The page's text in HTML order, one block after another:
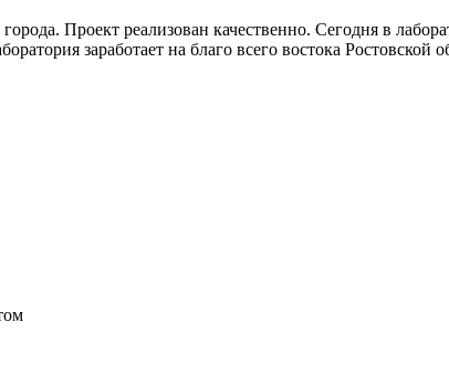
Проект реализован качественно. Сегодня в
заработает на благо всего востока